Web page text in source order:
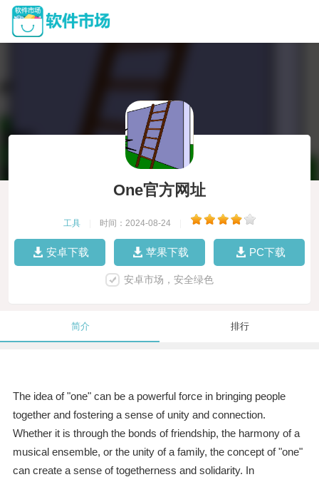
One官方网址
工具 时间：2024-08-24
安卓下载 苹果下载 PC下载
安卓市场，安全绿色
简介 排行
The idea of "one" can be a powerful force in bringing people
together and fostering a sense of unity and connection.
Whether it is through the bonds of friendship, the harmony of a
musical ensemble, or the unity of a family, the concept of "one"
can create a sense of togetherness and solidarity. In